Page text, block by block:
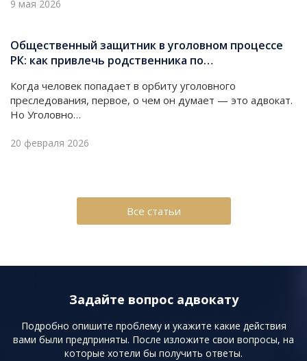
9 мая 2026
Общественный защитник в уголовном процессе
РК: как привлечь родственника по…
Когда человек попадает в орбиту уголовного
преследования, первое, о чем он думает — это адвокат.
Но Уголовно…
20 февраля 2026
Все статьи
Задайте вопрос адвокату
Подробно опишите проблему и укажите какие действия
вами были предприняты. После изложите свои вопросы, на
которые хотели бы получить ответы.